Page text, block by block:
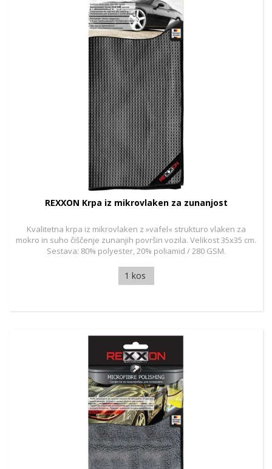
REXXON Krpa iz mikrovlaken za zunanjost
Kvalitetna krpa iz mikrovlaken z »vafel« strukturo vlaken za
mokro in suho čiščenje zunanjih površin vozila. Velikost 35x35 cm.
Sestava: 80% polyester, 20% poliamid / 280 GSM.
1 kos